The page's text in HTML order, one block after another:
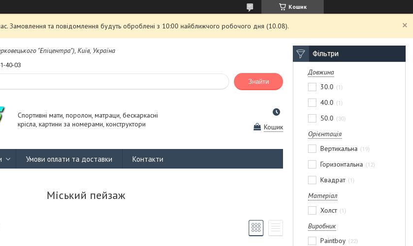
Кошик
Замовлення та повідомлення будуть оброблені з 10:00 найближчого робочого дня (10.08).
"Епіцентра"), Київ, Україна
40-03
Знайти
Спортивні мати, поролон, матраци, бескаркасні
крісла, картини за номерами, конструктори
Кошик
Умови оплати та доставки Контакти
Міський пейзаж
Фільтри
Довжина
30.0
1
40.0 1
50.0 30
Орієнтація
Вертикальна
19
Горизонтальна 12
Квадрат 1
Матеріал
Холст
1
Виробник
Paintboy
22